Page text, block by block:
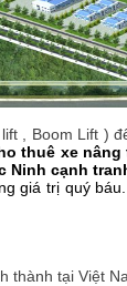
, Boom Lift )
thuê xe
Ninh cạnh
giá trị quý
tại Việt